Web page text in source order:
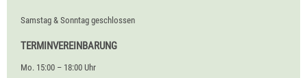
Samstag & Sonntag geschlossen
TERMINVEREINBARUNG
Mo. 15:00 – 18:00 Uhr